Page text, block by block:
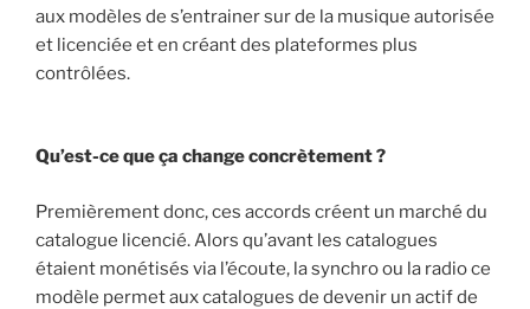
aux modèles de s’entrainer sur de la musique autorisée
et licenciée et en créant des plateformes plus
contrôlées.
Qu’est-ce que ça change concrètement ?
Premièrement donc, ces accords créent un marché du
catalogue licencié. Alors qu’avant les catalogues
étaient monétisés via l’écoute, la synchro ou la radio ce
modèle permet aux catalogues de devenir un actif de